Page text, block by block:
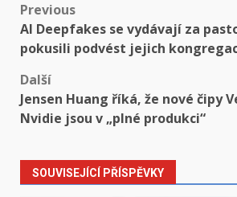
Post
navigation
Previous
AI Deepfakes se vydávají za
pokusili podvést jejich
Další
Jensen Huang říká, že nové čipy
Nvidie jsou v „plné produkci“
SOUVISEJÍCÍ PŘÍSPĚVKY